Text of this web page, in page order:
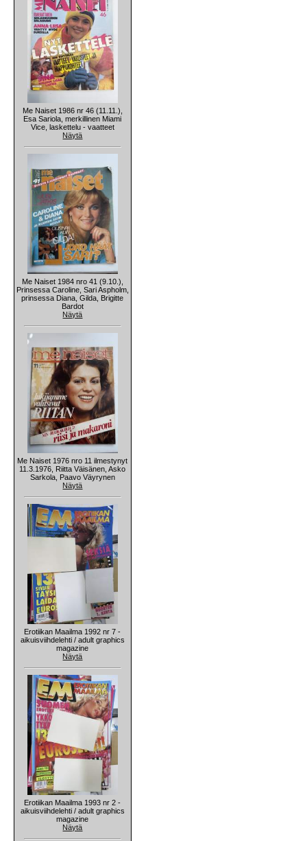
Me Naiset 1986 nr 46 (11.11.),
Esa Sariola, merkillinen Miami
Vice, laskettelu - vaatteet
Näytä
Me Naiset 1984 nro 41 (9.10.),
Prinsessa Caroline, Sari Aspholm,
prinsessa Diana, Gilda, Brigitte
Bardot
Näytä
Me Naiset 1976 nro 11 ilmestynyt
11.3.1976, Riitta Väisänen, Asko
Sarkola, Paavo Väyrynen
Näytä
Erotiikan Maailma 1992 nr 7 -
aikuisviihdelehti / adult graphics
magazine
Näytä
Erotiikan Maailma 1993 nr 2 -
aikuisviihdelehti / adult graphics
magazine
Näytä